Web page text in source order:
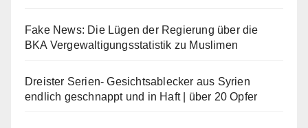
Fake News: Die Lügen der Regierung über die
BKA Vergewaltigungsstatistik zu Muslimen
Dreister Serien- Gesichtsablecker aus Syrien
endlich geschnappt und in Haft | über 20 Opfer